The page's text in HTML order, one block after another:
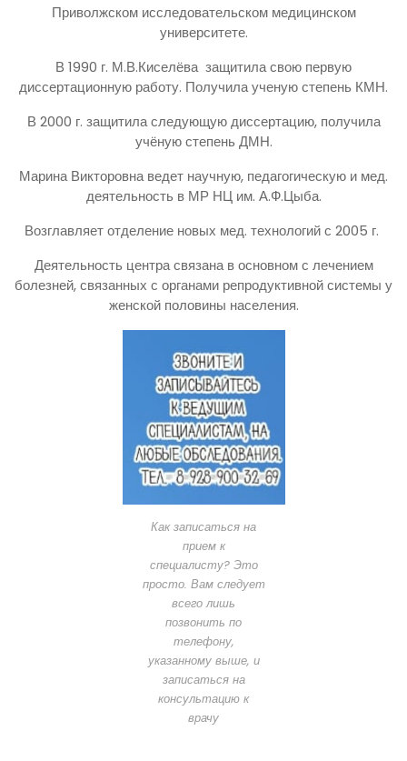
Приволжском исследовательском медицинском
университете.
В 1990 г. М.В.Киселёва защитила свою первую
диссертационную работу. Получила ученую степень КМН.
В 2000 г. защитила следующую диссертацию, получила
учёную степень ДМН.
Марина Викторовна ведет научную, педагогическую и мед.
деятельность в МР НЦ им. А.Ф.Цыба.
Возглавляет отделение новых мед. технологий с 2005 г.
Деятельность центра связана в основном с лечением
болезней, связанных с органами репродуктивной системы у
женской половины населения.
Как записаться на
прием к
специалисту? Это
просто. Вам следует
всего лишь
позвонить по
телефону,
указанному выше, и
записаться на
консультацию к
врачу